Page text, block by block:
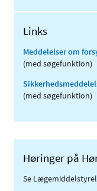
Links
Meddelelser om
(med søgefunktion)
(med søgefunktion)
Høringer på
Se